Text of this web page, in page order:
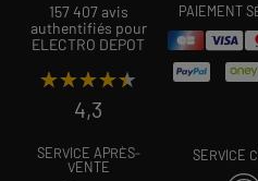
157 407 avis
authentifiés pour
ELECTRO DEPOT
★★★★★
★★★★★
4,3
PAIEMENT
SERVICE APRÈS-
VENTE
SERVICE